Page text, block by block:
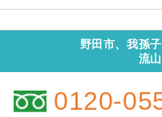
野田市、我孫
流
0120-